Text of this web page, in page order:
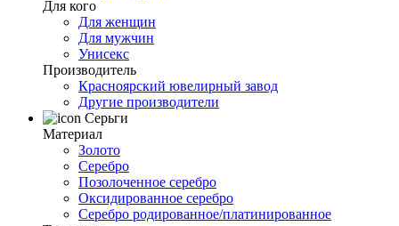
Для кого
Для женщин
Для мужчин
Унисекс
Производитель
Красноярский ювелирный завод
Другие производители
Серьги
Материал
Золото
Серебро
Позолоченное серебро
Оксидированное серебро
Серебро родированное/платинированное